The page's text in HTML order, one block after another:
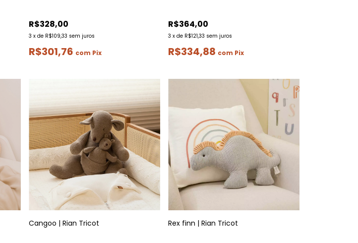
R$328,00
3 x de R$109,33 sem juros
R$301,76 com Pix
R$364,00
3 x de R$121,33 sem juros
R$334,88 com Pix
Cangoo | Rian Tricot Rex finn | Rian Tricot